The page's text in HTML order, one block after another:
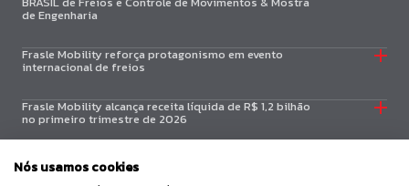
de Engenharia
Frasle Mobility reforça protagonismo em evento
internacional de freios
Frasle Mobility alcança receita líquida de R$ 1,2 bilhão
no primeiro trimestre de 2026
Frasle Mobility inaugura sistema inédito de
automação logística no setor de aftermarket
Nós usamos cookies